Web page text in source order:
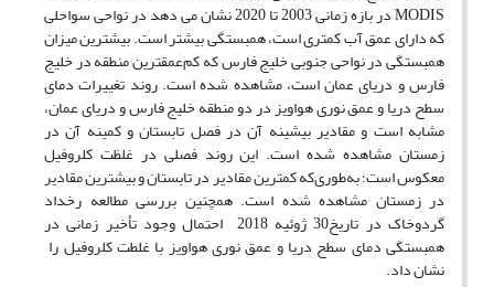
MODIS در بازه زمانی 2003 تا 2020 نشان می دهد در نواحی سواحلی
که دارای عمق آب کمتری است، همبستگی بیشتر است. بیشترین میزان
همبستگی در نواحی جنوبی خلیج فارس که کم‌عمق­ترین منطقه در خلیج
فارس و دریای عمان است، مشاهده شده است. روند تغییرات دمای
سطح دریا و عمق نوری هواویز در دو منطقه خلیج فارس و دریای عمان،
مشابه است و مقادیر بیشینه آن در فصل تابستان و کمینه آن در
زمستان مشاهده شده است. این روند فصلی در غلظت کلروفیل
معکوس است؛ به‌طوری‌که کمترین مقادیر در تابستان و بیشترین مقادیر
در زمستان مشاهده شده است. همچنین بررسی مطالعه رخداد
گردوخاک در تاریخ30 ژوئیه 2018 احتمال وجود تأخیر زمانی در
همبستگی دمای سطح دریا و عمق نوری هواویز با غلطت کلروفیل را
نشان داد.